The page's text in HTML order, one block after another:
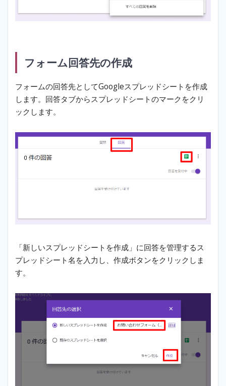
フォーム回答先の作成
フォームの回答先としてGoogleスプレッドシートを作成
します。回答タブからスプレッドシートのマークをクリ
ックします。
「新しいスプレッドシートを作成」に回答を管理するス
プレッドシート名を入力し、作成ボタンをクリックしま
す。